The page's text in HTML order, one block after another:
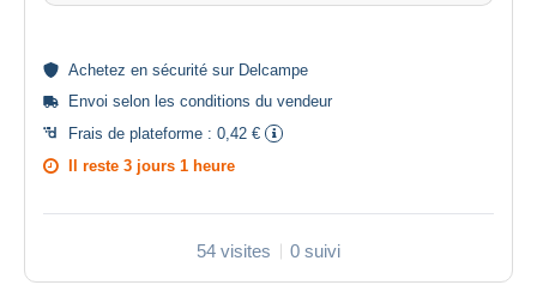
Achetez en sécurité sur Delcampe
Envoi selon les conditions du vendeur
Frais de plateforme : 0,42 €
Il reste 3 jours 1 heure
54 visites 0 suivi